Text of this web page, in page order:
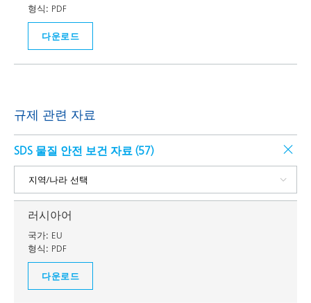
형식: PDF
다운로드
규제 관련 자료
SDS 물질 안전 보건 자료 (57)
러시아어
국가: EU
형식: PDF
다운로드